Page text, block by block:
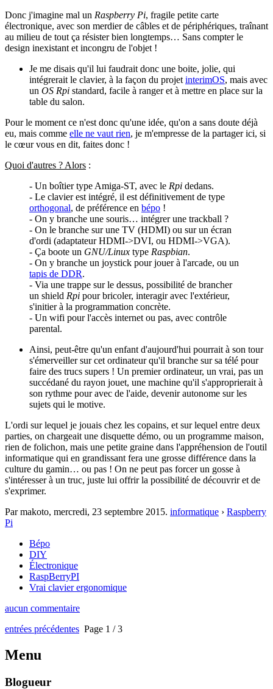
Donc j'imagine mal un Raspberry Pi, fragile petite carte
électronique, avec son merdier de câbles et de périphériques, traînant
au milieu de tout ça résister bien longtemps… Sans compter le
design inexistant et incongru de l'objet !
Je me disais qu'il lui faudrait donc une boite, jolie, qui
intégrerait le clavier, à la façon du projet interimOS, mais avec
un OS Rpi standard, facile à ranger et à mettre en place sur la
table du salon.
Pour le moment ce n'est donc qu'une idée, qu'on a sans doute déjà
eu, mais comme elle ne vaut rien, je m'empresse de la partager ici, si
le cœur vous en dit, faites donc !
Quoi d'autres ? Alors :
- Un boîtier type Amiga-ST, avec le Rpi dedans.
- Le clavier est intégré, il est définitivement de type
orthogonal, de préférence en bépo !
- On y branche une souris… intégrer une trackball ?
- On le branche sur une TV (HDMI) ou sur un écran
d'ordi (adaptateur HDMI->DVI, ou HDMI->VGA).
- Ça boote un GNU/Linux type Raspbian.
- On y branche un joystick pour jouer à l'arcade, ou un
tapis de DDR.
- Via une trappe sur le dessus, possibilité de brancher
un shield Rpi pour bricoler, interagir avec l'extérieur,
s'initier à la programmation concrète.
- Un wifi pour l'accès internet ou pas, avec contrôle
parental.
Ainsi, peut-être qu'un enfant d'aujourd'hui pourrait à son tour
s'émerveiller sur cet ordinateur qu'il branche sur sa télé pour
faire des trucs supers ! Un premier ordinateur, un vrai, pas un
succédané du rayon jouet, une machine qu'il s'approprierait à
son rythme pour avec de l'aide, devenir autonome sur les
sujets qui le motive.
L'ordi sur lequel je jouais chez les copains, et sur lequel entre deux
parties, on chargeait une disquette démo, ou un programme maison,
rien de folichon, mais une petite graine dans l'appréhension de l'outil
informatique qui en grandissant fera une grosse différence dans la
culture du gamin… ou pas ! On ne peut pas forcer un gosse à
s'intéresser à un truc, juste lui offrir la possibilité de découvrir et de
s'exprimer.
Par makoto, mercredi, 23 septembre 2015. informatique › Raspberry
Pi
Bépo
DIY
Électronique
RaspBerryPI
Vrai clavier ergonomique
aucun commentaire
entrées précédentes Page 1 / 3
Menu
Blogueur